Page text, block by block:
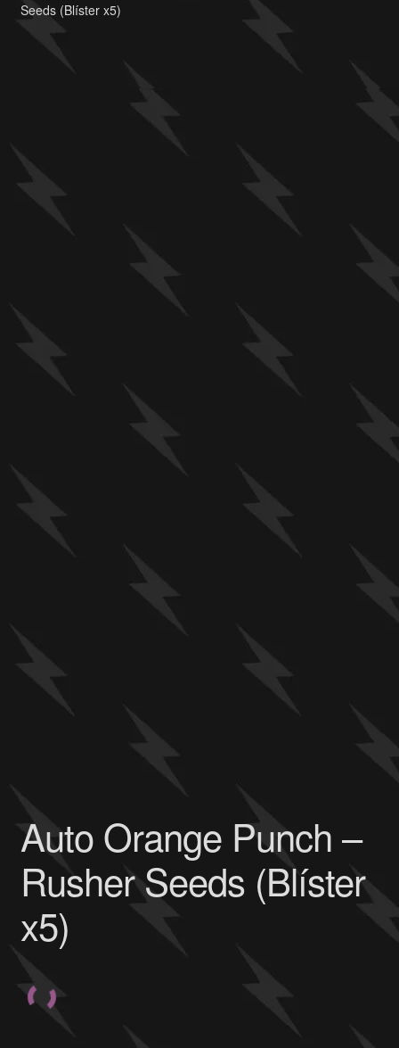
Seeds (Blíster x5)
Auto Orange Punch –
Rusher Seeds (Blíster
x5)